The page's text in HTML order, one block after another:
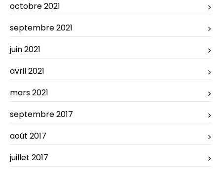
octobre 2021
septembre 2021
juin 2021
avril 2021
mars 2021
septembre 2017
août 2017
juillet 2017